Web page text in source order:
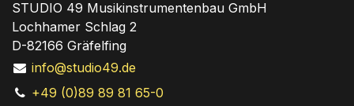
STUDIO 49 Musikinstrumentenbau GmbH
Lochhamer Schlag 2
D-82166 Gräfelfing
info@studio49.de
+49 (0)89 89 81 65-0